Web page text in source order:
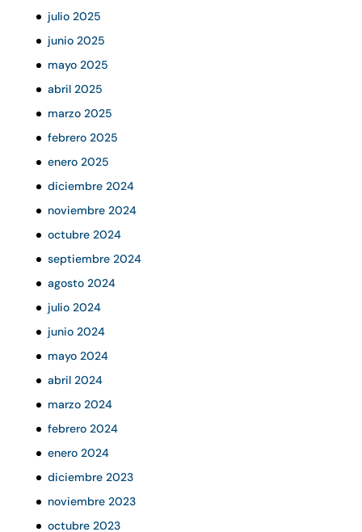
julio 2025
junio 2025
mayo 2025
abril 2025
marzo 2025
febrero 2025
enero 2025
diciembre 2024
noviembre 2024
octubre 2024
septiembre 2024
agosto 2024
julio 2024
junio 2024
mayo 2024
abril 2024
marzo 2024
febrero 2024
enero 2024
diciembre 2023
noviembre 2023
octubre 2023